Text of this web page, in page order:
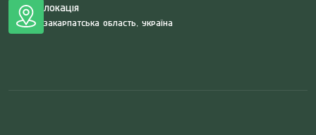
Локація
Закарпатська область, Україна